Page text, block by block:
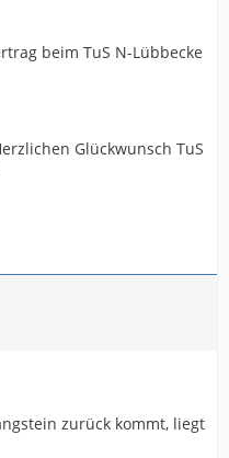
beim TuS N-Lübbecke
Glückwunsch TuS
zurück kommt, liegt